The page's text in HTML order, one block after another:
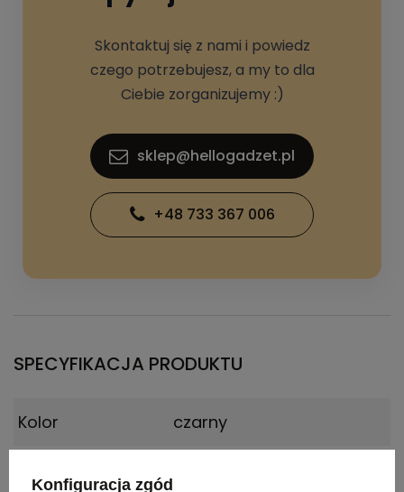
Skontaktuj się z nami i powiedz
czego potrzebujesz, a my to dla
Ciebie zorganizujemy :)
sklep@hellogadzet.pl
+48 733 367 006
SPECYFIKACJA PRODUKTU
Kolor czarny
Konfiguracja zgód